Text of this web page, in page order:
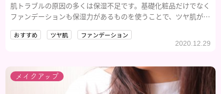
肌トラブルの原因の多くは保湿不足です。基礎化粧品だけでなく
ファンデーションも保湿力があるものを使うことで、ツヤ肌が叶
おすすめ ツヤ肌 ファンデーション
2020.12.29
メイクアップ